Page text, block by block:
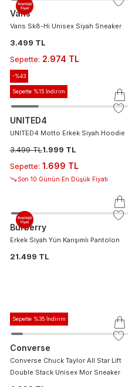
Vans
Vans Sk8-Hi Unisex Siyah Sneaker
3.499 TL
Sepette: 2.974 TL
-%43
Sepette %15 İndirim
UNITED4
UNITED4 Motto Erkek Siyah Hoodie
3.499 TL1.999 TL
Sepette: 1.699 TL
Son 10 Günün En Düşük Fiyatı
Burberry
Erkek Siyah Yün Karışımlı Pantolon
21.499 TL
Sepette %35 İndirim
Converse
Converse Chuck Taylor All Star Lift
Double Stack Unisex Mor Sneaker